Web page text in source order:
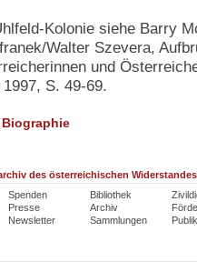
Kolonie siehe Barry
Walter Szevera,
und
S. 49-69.
des österreichischen Widerstandes
Spenden
Presse
Newsletter
Bibliothek
Archiv
Sammlungen